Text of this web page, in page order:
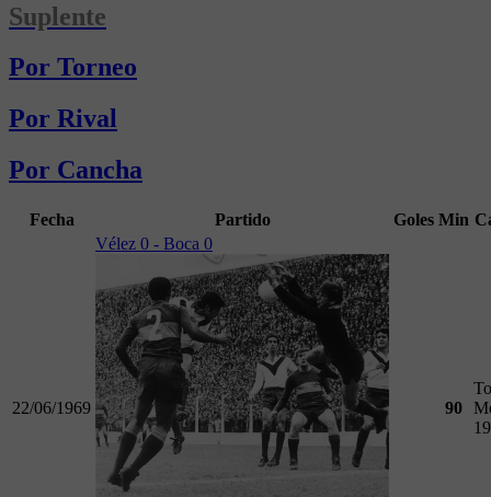
Suplente
Por Torneo
Por Rival
Por Cancha
Fecha Partido Goles Min
22/06/1969
Vélez 0 - Boca 0
90